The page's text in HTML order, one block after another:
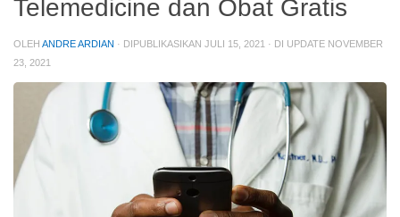
Telemedicine dan Obat Gratis
OLEH ANDRE ARDIAN · DIPUBLIKASIKAN JULI 15, 2021 · DI UPDATE NOVEMBER
23, 2021